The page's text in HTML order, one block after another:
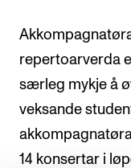
repertoarverda
særleg mykje å
veksande
14 konsertar i